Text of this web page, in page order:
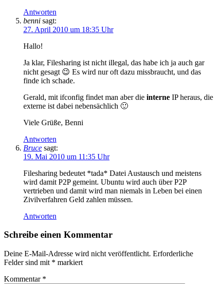
Antworten
benni sagt:
27. April 2010 um 18:35 Uhr
Hallo!
Ja klar, Filesharing ist nicht illegal, das habe ich ja auch gar
nicht gesagt 😉 Es wird nur oft dazu missbraucht, und das
finde ich schade.
Gerald, mit ifconfig findet man aber die interne IP heraus, die
externe ist dabei nebensächlich 🙂
Viele Grüße, Benni
Antworten
Bruce sagt:
19. Mai 2010 um 11:35 Uhr
Filesharing bedeutet *tada* Datei Austausch und meistens
wird damit P2P gemeint. Ubuntu wird auch über P2P
vertrieben und damit wird man niemals in Leben bei einen
Zivilverfahren Geld zahlen müssen.
Antworten
Schreibe einen Kommentar
Deine E-Mail-Adresse wird nicht veröffentlicht. Erforderliche
Felder sind mit * markiert
Kommentar *